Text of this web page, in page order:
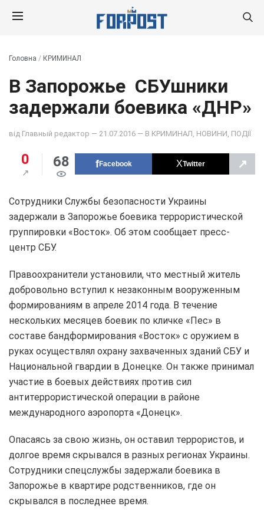
Головна / КРИМИНАЛ
В Запорожье СБУшники
задержали боевика «ДНР»
від Главный редактор — 21.07.2016 — В КРИМИНАЛ НОВИНИ ПОДІЇ
0 68 Facebook Twitter ↗
Сотрудники Службы безопасности Украины
задержали в Запорожье боевика террористической
группировки «Восток». Об этом сообщает пресс-
центр СБУ.
Правоохранители установили, что местный житель
добровольно вступил к незаконным вооруженным
формированиям в апреле 2014 года. В течение
нескольких месяцев боевик по кличке «Пес» в
составе бандформирования «Восток» с оружием в
руках осуществлял охрану захваченных зданий СБУ и
Национальной гвардии в Донецке. Он также принимал
участие в боевых действиях против сил
антитеррористической операции в районе
международного аэропорта «Донецк».
Опасаясь за свою жизнь, он оставил террористов, и
долгое время скрывался в разных регионах Украины.
Сотрудники спецслужбы задержали боевика в
Запорожье в квартире родственников, где он
скрывался в последнее время.